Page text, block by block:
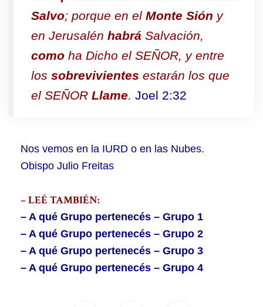
Salvo; porque en el Monte Sión y
en Jerusalén habrá Salvación,
como ha Dicho el SEÑOR, y entre
los sobrevivientes estarán los que
el SEÑOR Llame. Joel 2:32
Nos vemos en la IURD o en las Nubes.
Obispo Julio Freitas
– LEÉ TAMBIÉN:
– A qué Grupo pertenecés – Grupo 1
– A qué Grupo pertenecés – Grupo 2
– A qué Grupo pertenecés – Grupo 3
– A qué Grupo pertenecés – Grupo 4